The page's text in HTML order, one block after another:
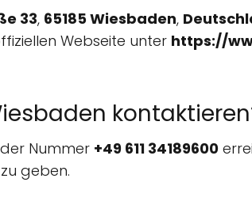
33, 65185 Wiesbaden,
Webseite unter https://
Nummer +49 611 34189600
geben.